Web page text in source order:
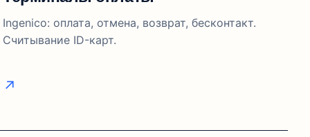
Ingenico: оплата, отмена, возврат, бесконтакт.
Считывание ID-карт.